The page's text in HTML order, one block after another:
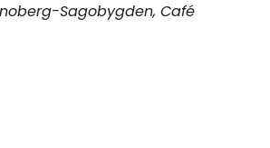
Sagobygden, Café